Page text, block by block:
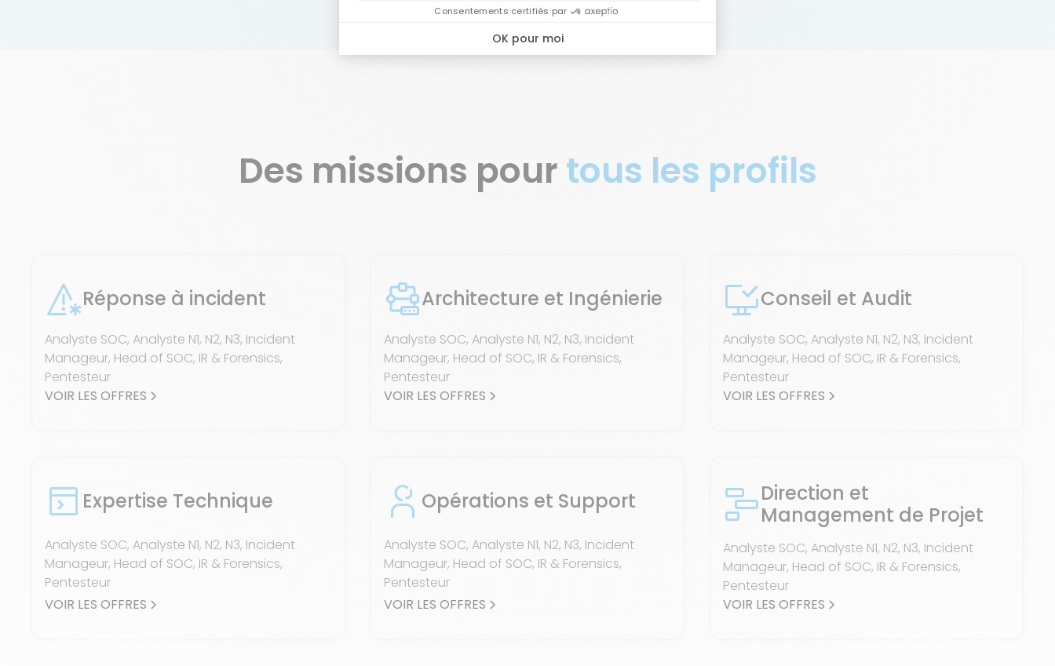
Des missions pourtous les profils
Réponse à incident
Analyste SOC, Analyste N1, N2, N3, Incident
Manageur, Head of SOC, IR & Forensics,
Pentesteur
VOIR LES OFFRES
Architecture et Ingénierie
Analyste SOC, Analyste N1, N2, N3, Incident
Manageur, Head of SOC, IR & Forensics,
Pentesteur
VOIR LES OFFRES
Conseil et Audit
Analyste SOC, Analyste N1, N2, N3, Incident
Manageur, Head of SOC, IR & Forensics,
Pentesteur
VOIR LES OFFRES
Expertise Technique
Analyste SOC, Analyste N1, N2, N3, Incident
Manageur, Head of SOC, IR & Forensics,
Pentesteur
VOIR LES OFFRES
Opérations et Support
Analyste SOC, Analyste N1, N2, N3, Incident
Manageur, Head of SOC, IR & Forensics,
Pentesteur
VOIR LES OFFRES
Direction et
Management de Projet
Analyste SOC, Analyste N1, N2, N3, Incident
Manageur, Head of SOC, IR & Forensics,
Pentesteur
VOIR LES OFFRES